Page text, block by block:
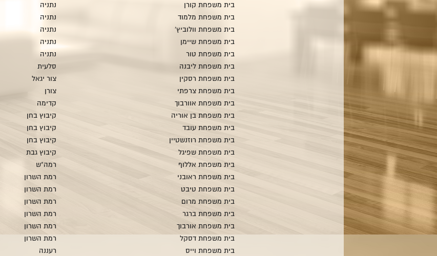
בית משפחת קורן
נתניה
בית משפחת מלמוד
נתניה
בית משפחת וולוביץ'
נתניה
בית משפחת שיימן
נתניה
בית משפחת טור
נתניה
בית משפחת ליבנה
סלעית
בית משפחת רסקין
צור יגאל
בית משפחת צרפתי
צורן
בית משפחת אוורבוך
קדימה
בית משפחת בן אוריה
קיבוץ בחן
בית משפחת עובד
קיבוץ בחן
בית משפחת רוזנשטיין
קיבוץ בחן
בית משפחת שפיגל
קיבוץ גבת
בית משפחת אללוף
רמה"ש
בית משפחת ראובני
רמת השרון
בית משפחת טיבט
רמת השרון
בית משפחת מרום
רמת השרון
בית משפחת ברגר
רמת השרון
בית משפחת אורבוך
רמת השרון
בית משפחת דסקל
רמת השרון
בית משפחת וייס
רעננה